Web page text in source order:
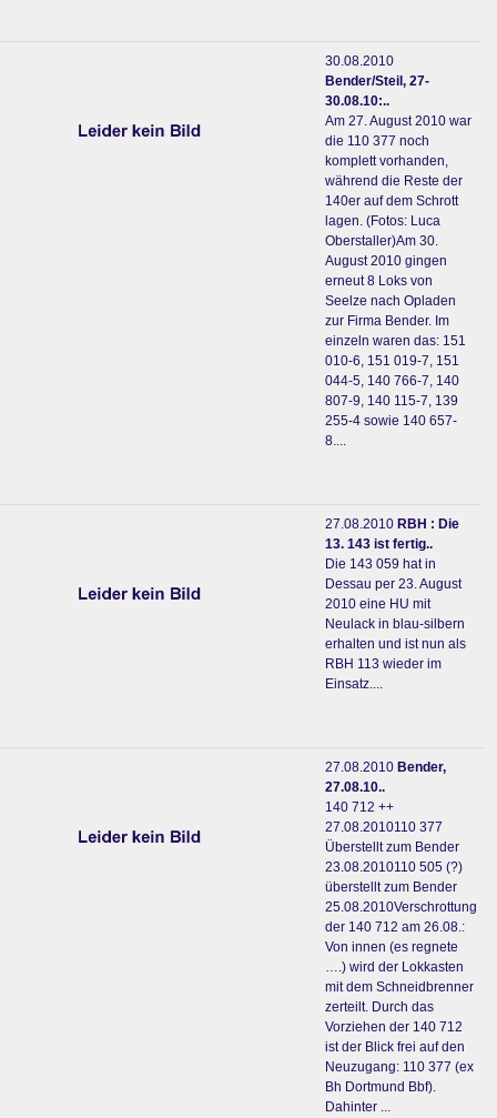
30.08.2010
Bender/Steil, 27-
30.08.10:..
Am 27. August 2010 war
die 110 377 noch
komplett vorhanden,
während die Reste der
140er auf dem Schrott
lagen. (Fotos: Luca
Oberstaller)Am 30.
August 2010 gingen
erneut 8 Loks von
Seelze nach Opladen
zur Firma Bender. Im
einzeln waren das: 151
010-6, 151 019-7, 151
044-5, 140 766-7, 140
807-9, 140 115-7, 139
255-4 sowie 140 657-
8....
27.08.2010 RBH : Die
13. 143 ist fertig..
Die 143 059 hat in
Dessau per 23. August
2010 eine HU mit
Neulack in blau-silbern
erhalten und ist nun als
RBH 113 wieder im
Einsatz....
27.08.2010 Bender,
27.08.10..
140 712 ++
27.08.2010110 377
Überstellt zum Bender
23.08.2010110 505 (?)
überstellt zum Bender
25.08.2010Verschrottung
der 140 712 am 26.08.:
Von innen (es regnete
….) wird der Lokkasten
mit dem Schneidbrenner
zerteilt. Durch das
Vorziehen der 140 712
ist der Blick frei auf den
Neuzugang: 110 377 (ex
Bh Dortmund Bbf).
Dahinter ...